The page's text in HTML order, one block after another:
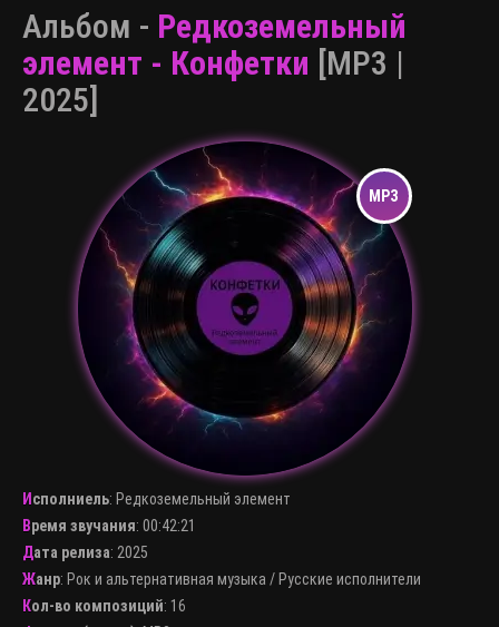
Альбом - Редкоземельный
элемент - Конфетки [MP3 |
2025]
Исполниель: Редкоземельный элемент
Время звучания: 00:42:21
Дата релиза: 2025
Жанр: Рок и альтернативная музыка / Русские исполнители
Кол-во композиций: 16